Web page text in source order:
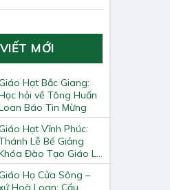
MỚI
Hạt Bắc Giang:
hỏi về Tông Huấn
Báo Tin Mừng
Hạt Vĩnh Phúc:
Lễ Bế Giảng
Đào Tạo Giáo Lý
– Huynh Trưởng
II Họ Cửa Sông –
Hoà Loan: Cầu